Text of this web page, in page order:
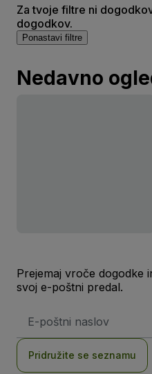
Za tvoje filtre ni
dogodkov.
Ponastavi filtre
Nedavno
Prejemaj vroče dogodke
svoj e-poštni predal.
naslov
Pridružite se seznamu